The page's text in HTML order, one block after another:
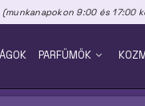
(munkanapokon 9:00 és 17:00
PARFÜMÖK